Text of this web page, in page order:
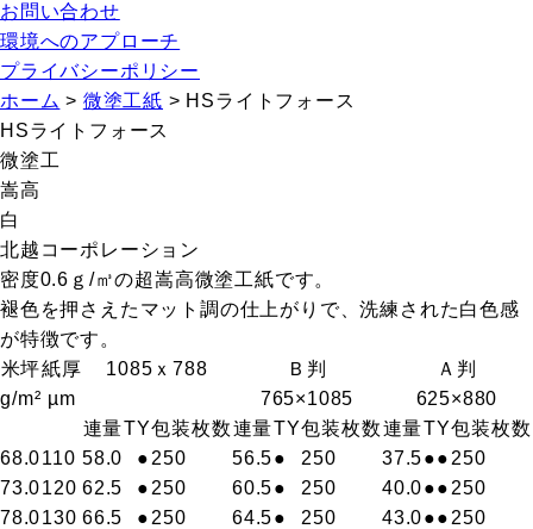
お問い合わせ
環境へのアプローチ
プライバシーポリシー
ホーム > 微塗工紙 > HSライトフォース
HSライトフォース
微塗工
嵩高
白
北越コーポレーション
密度0.6ｇ/㎥の超嵩高微塗工紙です。
褪色を押さえたマット調の仕上がりで、洗練された白色感
が特徴です。
米坪
g/m²
紙厚
µm
1085ｘ788
Ｂ判
765×1085
Ａ判
625×880
連量TY包装枚数連量TY包装枚数連量TY包装枚数
68.0110 58.0 ● 250 56.5● 250 37.5●● 250
73.0120 62.5 ● 250 60.5● 250 40.0●● 250
78.0130 66.5 ● 250 64.5● 250 43.0●● 250